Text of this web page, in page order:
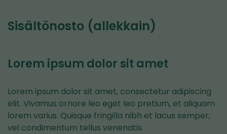
Sisältönosto (allekkain)
Lorem ipsum dolor sit amet
Lorem ipsum dolor sit amet, consectetur adipiscing
elit. Vivamus ornare leo eget leo pretium, et aliquam
lorem varius. Quisque fringilla nibh et lacus semper,
vel condimentum tellus venenatis.